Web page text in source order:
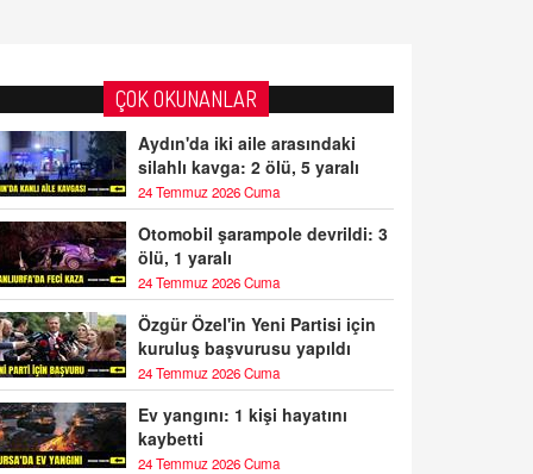
ÇOK OKUNANLAR
Aydın'da iki aile arasındaki
silahlı kavga: 2 ölü, 5 yaralı
24 Temmuz 2026 Cuma
Otomobil şarampole devrildi: 3
ölü, 1 yaralı
24 Temmuz 2026 Cuma
Özgür Özel'in Yeni Partisi için
kuruluş başvurusu yapıldı
24 Temmuz 2026 Cuma
Ev yangını: 1 kişi hayatını
kaybetti
24 Temmuz 2026 Cuma